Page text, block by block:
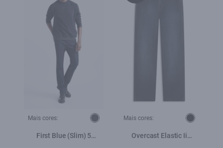
Mais cores:
First Blue (Slim) 5
Mais cores:
Overcast Elastic Ii